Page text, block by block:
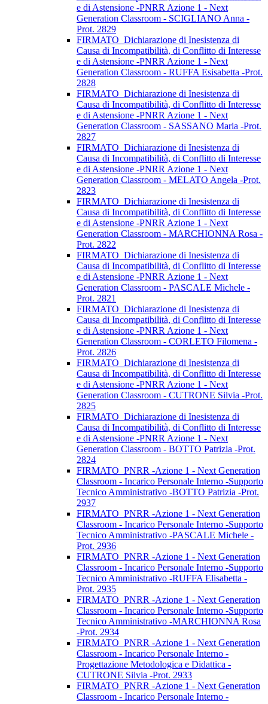
e di Astensione -PNRR Azione 1 - Next
Generation Classroom - SCIGLIANO Anna -
Prot. 2829
FIRMATO_Dichiarazione di Inesistenza di
Causa di Incompatibilità, di Conflitto di Interesse
e di Astensione -PNRR Azione 1 - Next
Generation Classroom - RUFFA Esisabetta -Prot.
2828
FIRMATO_Dichiarazione di Inesistenza di
Causa di Incompatibilità, di Conflitto di Interesse
e di Astensione -PNRR Azione 1 - Next
Generation Classroom - SASSANO Maria -Prot.
2827
FIRMATO_Dichiarazione di Inesistenza di
Causa di Incompatibilità, di Conflitto di Interesse
e di Astensione -PNRR Azione 1 - Next
Generation Classroom - MELATO Angela -Prot.
2823
FIRMATO_Dichiarazione di Inesistenza di
Causa di Incompatibilità, di Conflitto di Interesse
e di Astensione -PNRR Azione 1 - Next
Generation Classroom - MARCHIONNA Rosa -
Prot. 2822
FIRMATO_Dichiarazione di Inesistenza di
Causa di Incompatibilità, di Conflitto di Interesse
e di Astensione -PNRR Azione 1 - Next
Generation Classroom - PASCALE Michele -
Prot. 2821
FIRMATO_Dichiarazione di Inesistenza di
Causa di Incompatibilità, di Conflitto di Interesse
e di Astensione -PNRR Azione 1 - Next
Generation Classroom - CORLETO Filomena -
Prot. 2826
FIRMATO_Dichiarazione di Inesistenza di
Causa di Incompatibilità, di Conflitto di Interesse
e di Astensione -PNRR Azione 1 - Next
Generation Classroom - CUTRONE Silvia -Prot.
2825
FIRMATO_Dichiarazione di Inesistenza di
Causa di Incompatibilità, di Conflitto di Interesse
e di Astensione -PNRR Azione 1 - Next
Generation Classroom - BOTTO Patrizia -Prot.
2824
FIRMATO_PNRR -Azione 1 - Next Generation
Classroom - Incarico Personale Interno -Supporto
Tecnico Amministrativo -BOTTO Patrizia -Prot.
2937
FIRMATO_PNRR -Azione 1 - Next Generation
Classroom - Incarico Personale Interno -Supporto
Tecnico Amministrativo -PASCALE Michele -
Prot. 2936
FIRMATO_PNRR -Azione 1 - Next Generation
Classroom - Incarico Personale Interno -Supporto
Tecnico Amministrativo -RUFFA Elisabetta -
Prot. 2935
FIRMATO_PNRR -Azione 1 - Next Generation
Classroom - Incarico Personale Interno -Supporto
Tecnico Amministrativo -MARCHIONNA Rosa
-Prot. 2934
FIRMATO_PNRR -Azione 1 - Next Generation
Classroom - Incarico Personale Interno -
Progettazione Metodologica e Didattica -
CUTRONE Silvia -Prot. 2933
FIRMATO_PNRR -Azione 1 - Next Generation
Classroom - Incarico Personale Interno -